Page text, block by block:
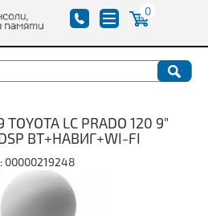
0
LC PRADO 120 9"
BT+НАВИГ+WI-FI
00000219248